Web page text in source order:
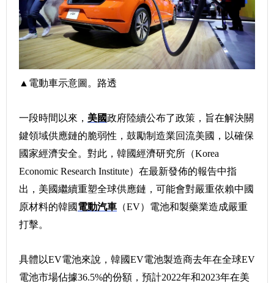
▲電動車示意圖。路透
一段時間以來， 美國政府陸續公布了政策，旨在解決關
鍵領域供應鏈的脆弱性，鼓勵制造業回流美國，以確保
國家經濟安全。對此，韓國經濟研究所（Korea
Economic Research Institute）在最新發佈的報告中指
出，美國繼續重塑全球供應鏈，可能會對嚴重依賴中國
原材料的韓國電動汽車 （EV）電池和製藥業造成嚴重
打擊。
具體以EV電池來說，韓國EV電池製造商去年在全球EV
電池市場佔據36.5%的份額，預計2022年和2023年在美